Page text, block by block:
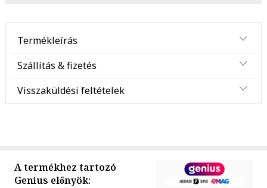
Termékleírás
Szállítás & fizetés
Visszaküldési feltételek
A termékhez tartozó
Genius előnyök: